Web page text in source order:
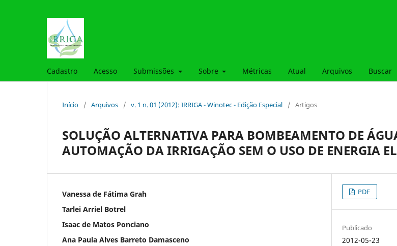
Cadastro Acesso Submissões Sobre Métricas Atual Arquivos Buscar
Início / Arquivos / v. 1 n. 01 (2012): IRRIGA - Winotec - Edição Especial / Artigos
SOLUÇÃO ALTERNATIVA PARA BOMBEAMENTO DE
AUTOMAÇÃO DA IRRIGAÇÃO SEM O USO DE ENERGIA
Vanessa de Fátima Grah
Tarlei Arriel Botrel
Isaac de Matos Ponciano
Ana Paula Alves Barreto Damasceno
PDF
Publicado
2012-05-23